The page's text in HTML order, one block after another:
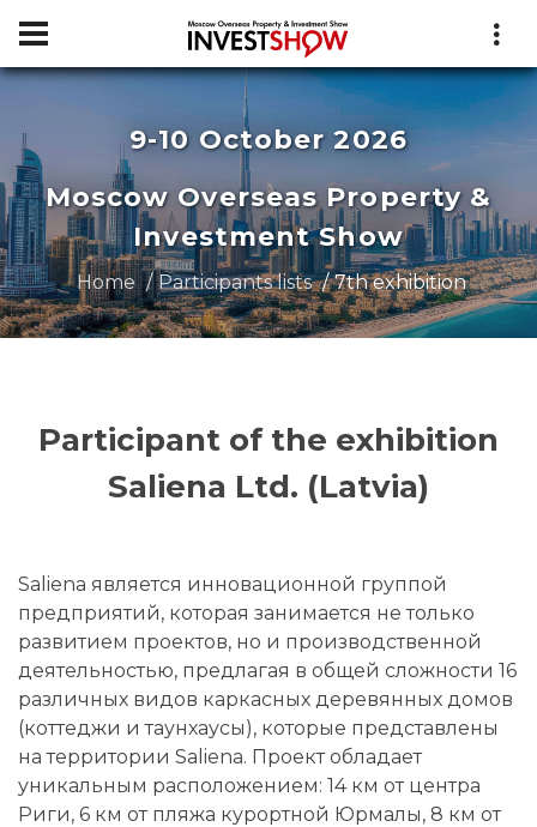
9-10 October 2026
Moscow Overseas Property &
Investment Show
Home Participants lists 7th exhibition
Participant of the exhibition
Saliena Ltd. (Latvia)
Saliena является инновационной группой
предприятий, которая занимается не только
развитием проектов, но и производственной
деятельностью, предлагая в общей сложности 16
различных видов каркасных деревянных домов
(коттеджи и таунхаусы), которые представлены
на территории Saliena. Проект обладает
уникальным расположением: 14 км от центра
Риги, 6 км от пляжа курортной Юрмалы, 8 км от